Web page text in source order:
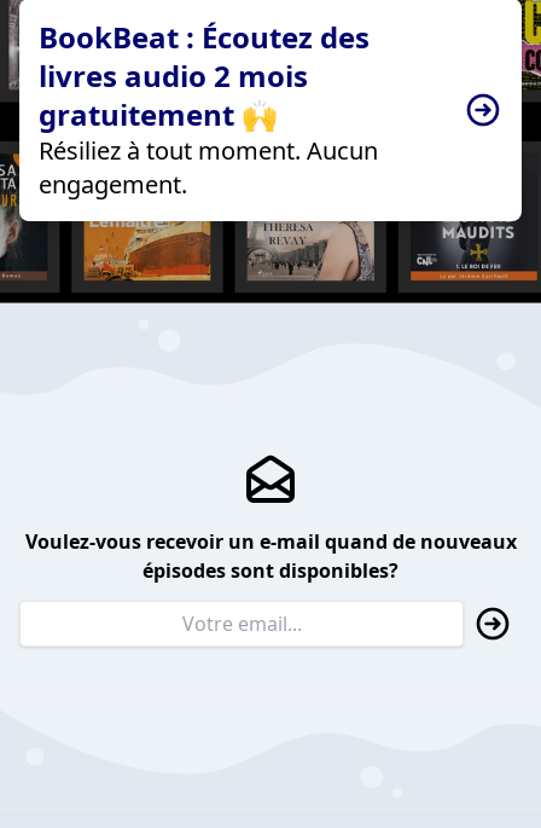
BookBeat : Écoutez des
livres audio 2 mois
gratuitement 🙌
Résiliez à tout moment. Aucun
engagement.
Voulez-vous recevoir un e-mail quand de nouveaux
épisodes sont disponibles?